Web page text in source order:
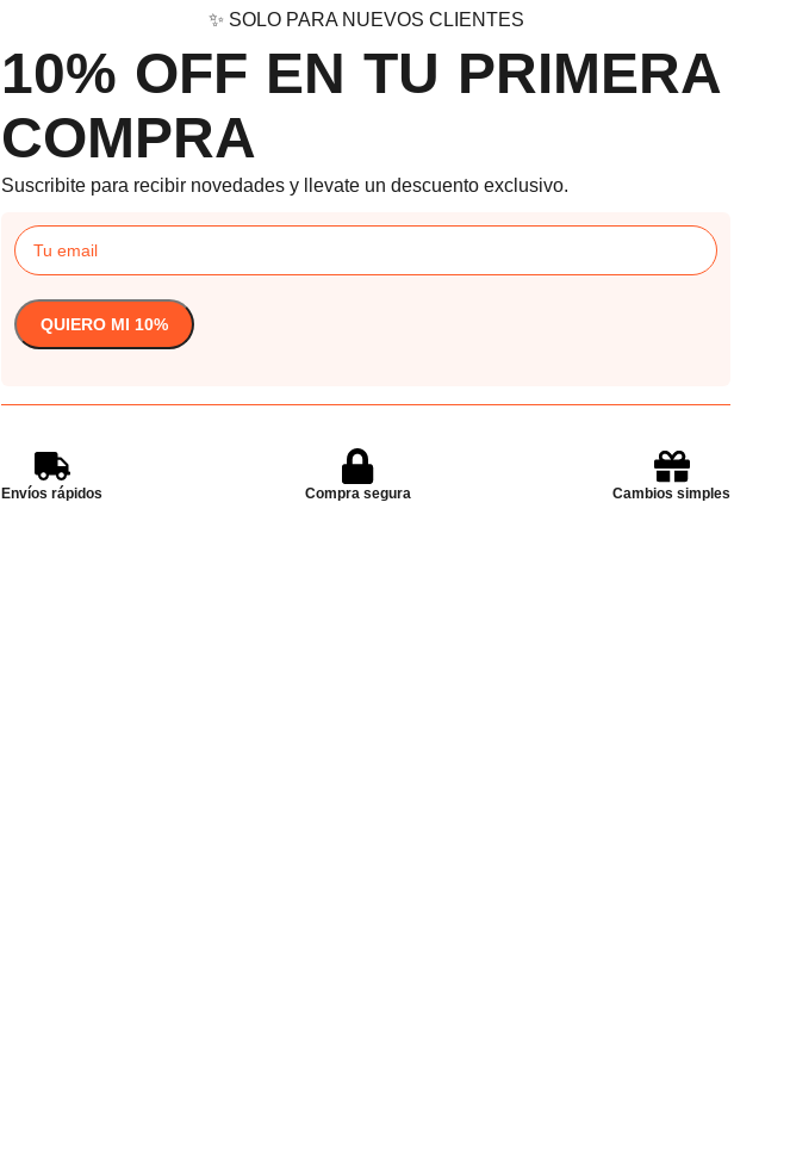
✨ SOLO PARA NUEVOS CLIENTES
10% OFF EN TU PRIMERA
COMPRA
Suscribite para recibir novedades y llevate un descuento exclusivo.
Envíos rápidos Compra segura Cambios simples